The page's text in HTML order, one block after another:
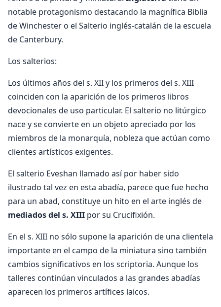
notable protagonismo destacando la magnífica Biblia
de Winchester o el Salterio inglés-catalán de la escuela
de Canterbury.
Los salterios:
Los últimos años del s. XII y los primeros del s. XIII
coinciden con la aparición de los primeros libros
devocionales de uso particular. El salterio no litúrgico
nace y se convierte en un objeto apreciado por los
miembros de la monarquía, nobleza que actúan como
clientes artísticos exigentes.
El salterio Eveshan llamado así por haber sido
ilustrado tal vez en esta abadía, parece que fue hecho
para un abad, constituye un hito en el arte inglés de
mediados del s. XIII por su Crucifixión.
En el s. XIII no sólo supone la aparición de una clientela
importante en el campo de la miniatura sino también
cambios significativos en los scriptoria. Aunque los
talleres continúan vinculados a las grandes abadías
aparecen los primeros artífices laicos.